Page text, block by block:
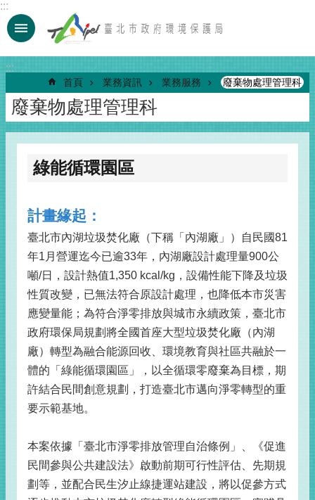
跳到主要內容區塊
:::
:::
首頁 業務資訊 業務服務 廢棄物處理管理科
廢棄物處理管理科
綠能循環園區
計畫緣起：
臺北市內湖垃圾焚化廠（下稱「內湖廠」）自民國81
年1月營運迄今已逾33年，內湖廠設計處理量900公
噸/日，設計熱值1,350 kcal/kg，設備性能下降及垃圾
性質改變，已無法符合原設計處理，也降低本市災害
應變量能；為符合淨零排放與城市永續政策，臺北市
政府環保局規劃將全國首座大型垃圾焚化廠（內湖
廠）轉型為融合能源回收、環境教育與社區共融於一
體的「綠能循環園區」，以全循環零廢棄為目標，期
許結合民間創意規劃，打造臺北市邁向淨零轉型的重
要示範基地。
本案依據「臺北市淨零排放管理自治條例」、《促進
民間參與公共建設法》啟動前期可行性評估、先期規
劃等，並配合民生汐止線捷運站建設，將以促參方式